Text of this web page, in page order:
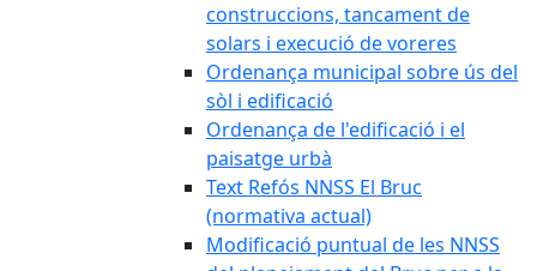
construccions, tancament de
solars i execució de voreres
Ordenança municipal sobre ús del
sòl i edificació
Ordenança de l'edificació i el
paisatge urbà
Text Refós NNSS El Bruc
(normativa actual)
Modificació puntual de les NNSS